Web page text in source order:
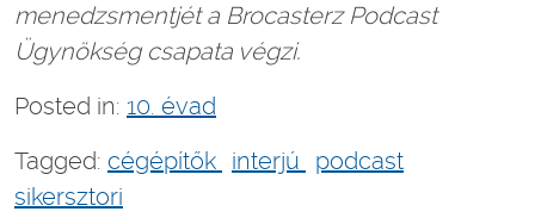
menedzsmentjét a Brocasterz Podcast
Ügynökség csapata végzi.
Posted in: 10. évad
Tagged: cégépítők interjú
podcast
sikersztori